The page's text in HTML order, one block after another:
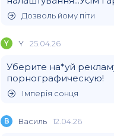
Дозволь йому піти
Y Y 25.04.26
Уберите на*уй
порнографическую!
Імперія сонця
В Василь 12.04.26